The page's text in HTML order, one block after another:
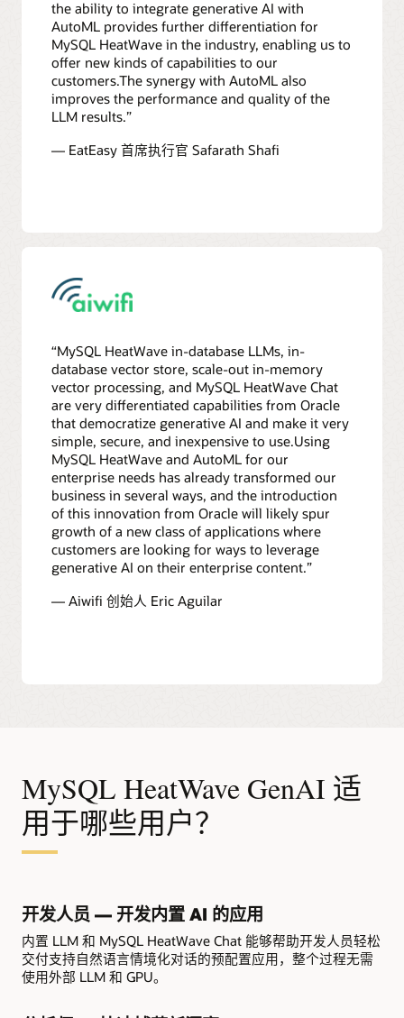
the ability to integrate generative AI with
AutoML provides further differentiation for
MySQL HeatWave in the industry, enabling us to
offer new kinds of capabilities to our
customers.The synergy with AutoML also
improves the performance and quality of the
LLM results.”
— EatEasy 首席执行官 Safarath Shafi
“MySQL HeatWave in-database LLMs, in-
database vector store, scale-out in-memory
vector processing, and MySQL HeatWave Chat
are very differentiated capabilities from Oracle
that democratize generative AI and make it very
simple, secure, and inexpensive to use.Using
MySQL HeatWave and AutoML for our
enterprise needs has already transformed our
business in several ways, and the introduction
of this innovation from Oracle will likely spur
growth of a new class of applications where
customers are looking for ways to leverage
generative AI on their enterprise content.”
— Aiwifi 创始人 Eric Aguilar
MySQL HeatWave GenAI 适
用于哪些用户？
开发人员 — 开发内置 AI 的应用
内置 LLM 和 MySQL HeatWave Chat 能够帮助开发人员轻松
交付支持自然语言情境化对话的预配置应用，整个过程无需
使用外部 LLM 和 GPU。